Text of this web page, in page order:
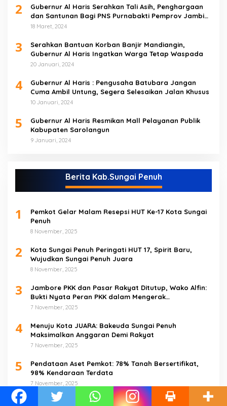
2
Gubernur Al Haris Serahkan Tali Asih, Penghargaan
dan Santunan Bagi PNS Purnabakti Pemprov Jambi
Yang Berada di Sarolangun
18 Maret, 2024
3
Serahkan Bantuan Korban Banjir Mandiangin,
Gubernur Al Haris Ingatkan Warga Tetap Waspada
20 Januari, 2024
4
Gubernur Al Haris : Pengusaha Batubara Jangan
Cuma Ambil Untung, Segera Selesaikan Jalan Khusus
10 Januari, 2024
5
Gubernur Al Haris Resmikan Mall Pelayanan Publik
Kabupaten Sarolangun
9 Januari, 2024
Berita Kab.Sungai Penuh
1
Pemkot Gelar Malam Resepsi HUT Ke-17 Kota Sungai
Penuh
8 November, 2025
2
Kota Sungai Penuh Peringati HUT 17, Spirit Baru,
Wujudkan Sungai Penuh Juara
8 November, 2025
3
Jambore PKK dan Pasar Rakyat Ditutup, Wako Alfin:
Bukti Nyata Peran PKK dalam Mengerak
Perekonomian Masyarakat
7 November, 2025
4
Menuju Kota JUARA: Bakeuda Sungai Penuh
Maksimalkan Anggaran Demi Rakyat
7 November, 2025
5
Pendataan Aset Pemkot: 78% Tanah Bersertifikat,
98% Kendaraan Terdata
7 November, 2025